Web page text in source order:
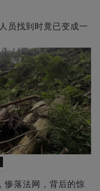
员找到时竟已变成一
惨落法网，背后的惊